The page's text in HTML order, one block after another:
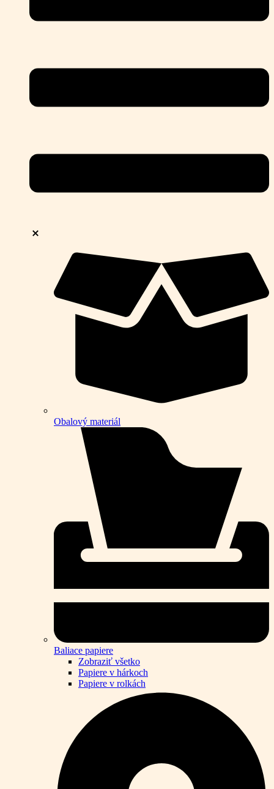
Obalový materiál
Baliace papiere
Zobraziť všetko
Papiere v hárkoch
Papiere v rolkách